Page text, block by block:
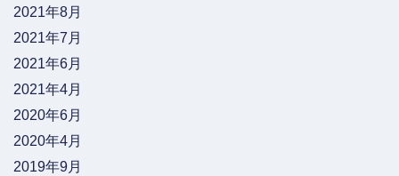
2021年8月
2021年7月
2021年6月
2021年4月
2020年6月
2020年4月
2019年9月